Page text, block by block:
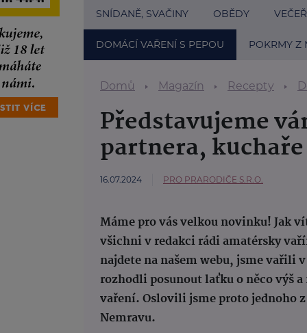
SNÍDANĚ, SVAČINY OBĚDY
DOMÁCÍ VAŘENÍ S PEPOU POKRMY Z
Domů Magazín Recepty
Představujeme
partnera,
16.07.2024 PRO PRARODIČE S.R.O.
Máme pro vás velkou novinku! Jak
všichni v redakci rádi amatérsky
najdete na našem webu, jsme vařili
rozhodli posunout laťku o něco výš
vaření. Oslovili jsme proto jednoho
Nemravu.